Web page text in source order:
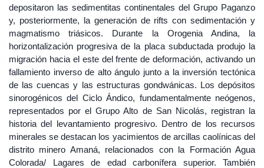
depositaron las sedimentitas continentales del Grupo Paganzo
y, posteriormente, la generación de rifts con sedimentación y
magmatismo triásicos. Durante la Orogenia Andina, la
horizontalización progresiva de la placa subductada produjo la
migración hacia el este del frente de deformación, activando un
fallamiento inverso de alto ángulo junto a la inversión tectónica
de las cuencas y las estructuras gondwánicas. Los depósitos
sinorogénicos del Ciclo Ándico, fundamentalmente neógenos,
representados por el Grupo Alto de San Nicolás, registran la
historia del levantamiento progresivo. Dentro de los recursos
minerales se destacan los yacimientos de arcillas caolínicas del
distrito minero Amaná, relacionados con la Formación Agua
Colorada/ Lagares de edad carbonífera superior. También